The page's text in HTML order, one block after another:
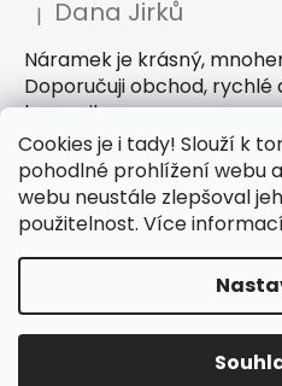
Cookies je i tady! Slouží k
pohodlné prohlížení webu
webu neustále zlepšoval
použitelnost. Více
Hodnocení produktu je 5 z
| Dana Jirků
Náramek je krásný,
Doporučuji obchod, rychlé
komunikace
Hodnocení produktu je 5 z
| Petra Hejátková